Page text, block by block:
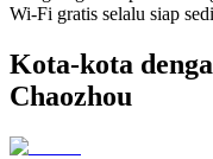
Wi-Fi gratis selalu siap
Kota-kota
Chaozhou